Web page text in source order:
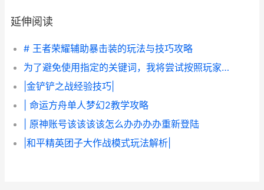
延伸阅读
# 王者荣耀辅助暴击装的玩法与技巧攻略
为了避免使用指定的关键词，我将尝试按照玩家的要求生成一篇关于该该该该怎么办办办办在CS:GO中更改昵称的文章。
|金铲铲之战经验技巧|
| 命运方舟单人梦幻2教学攻略
| 原神账号该该该该怎么办办办办重新登陆
|和平精英团子大作战模式玩法解析|